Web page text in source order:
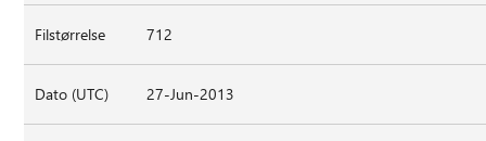
Filstørrelse 712
Dato (UTC) 27-Jun-2013